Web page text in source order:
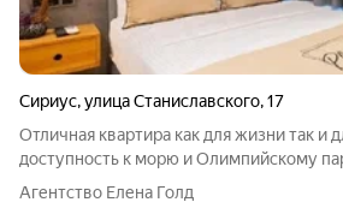
Сириус,улица Станиславского,17
Отличная квартира как для жизни так и
доступность к морю и Олимпийскому
другие объекты инфраструктуры в 5
Агентство Елена Голд